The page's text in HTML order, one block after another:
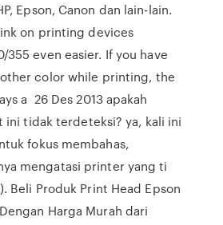
Epson, Canon dan lain-lain.
ink on printing devices
355 even easier. If you have
color while printing, the
a 26 Des 2013 apakah
ini tidak terdeteksi? ya, kali ini
fokus membahas,
mengatasi printer yang ti
Beli Produk Print Head Epson
Harga Murah dari